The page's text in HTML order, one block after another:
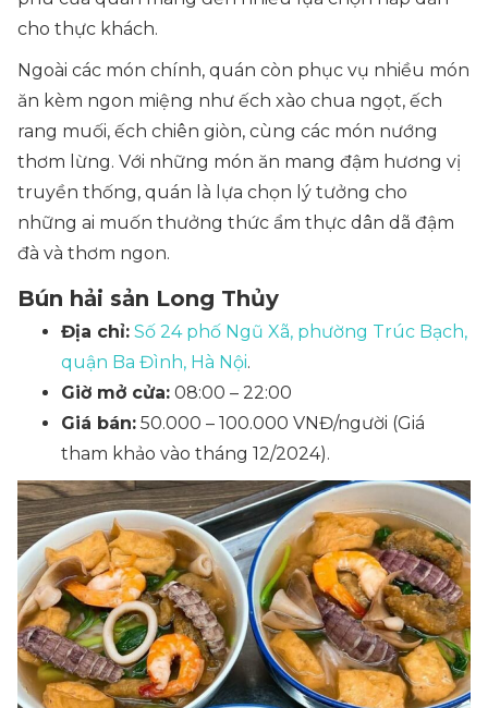
cho thực khách.
Ngoài các món chính, quán còn phục vụ nhiều món
ăn kèm ngon miệng như ếch xào chua ngọt, ếch
rang muối, ếch chiên giòn, cùng các món nướng
thơm lừng. Với những món ăn mang đậm hương vị
truyền thống, quán là lựa chọn lý tưởng cho
những ai muốn thưởng thức ẩm thực dân dã đậm
đà và thơm ngon.
Bún hải sản Long Thủy
Địa chỉ: Số 24 phố Ngũ Xã, phường Trúc Bạch,
quận Ba Đình, Hà Nội.
Giờ mở cửa: 08:00 – 22:00
Giá bán: 50.000 – 100.000 VNĐ/người (Giá
tham khảo vào tháng 12/2024).